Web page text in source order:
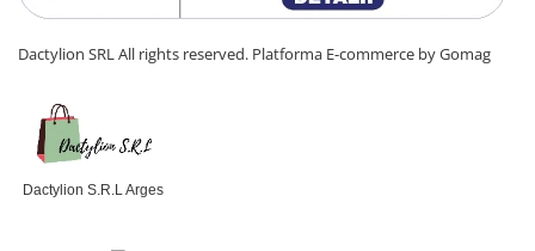
Dactylion SRL All rights reserved. Platforma E-commerce by Gomag
Dactylion S.R.L Arges